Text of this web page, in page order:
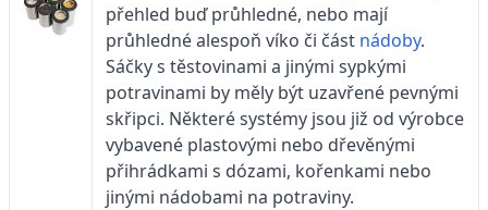
přehled buď průhledné, nebo mají
průhledné alespoň víko či část nádoby.
Sáčky s těstovinami a jinými sypkými
potravinami by měly být uzavřené pevnými
skřipci. Některé systémy jsou již od výrobce
vybavené plastovými nebo dřevěnými
přihrádkami s dózami, kořenkami nebo
jinými nádobami na potraviny.